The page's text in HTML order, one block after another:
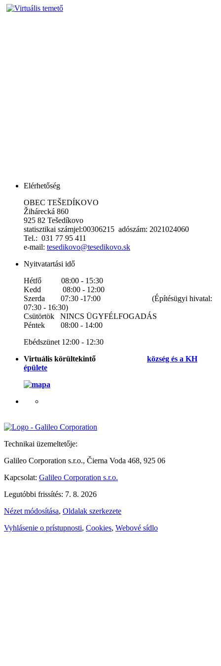
Elérhetőség
OBEC TEŠEDÍKOVO
Žihárecká 860
925 82 Tešedíkovo
statisztikai számjel:00306215 adószám: 2021024060
Tel.: 031 77 95 411
e-mail: tesedikovo@tesedikovo.sk
Nyitvatartási idő
Hétfő 08:00 - 15:30
Kedd 08:00 - 12:00
Szerda 07:30 -17:00 (Építésügyi hivatal:
07:30 - 16:30)
Csütörtök NINCS ÜGYFÉLFOGADÁS
Péntek 08:00 - 14:00
Ebédszünet 12:00 - 12:30
Virtuális körültekintő község és a KH
épülete
Technikai üzemeltetője:
Galileo Corporation s.r.o., Čierna Voda 468, 925 06
Kapcsolat: Galileo Corporation s.r.o.
Legutóbbi frissítés: 7. 8. 2026
Nézet módosítása, Oldalak szerkezete
Vyhlásenie o prístupnosti, Cookies, Webové sídlo